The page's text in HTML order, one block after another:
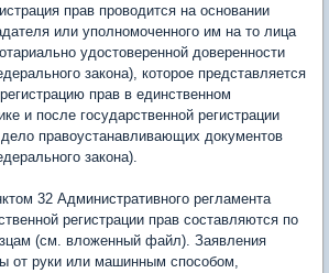
прав проводится на основании
или уполномоченного им на то лица
удостоверенной доверенности
закона), которое представляется
прав в единственном
и после государственной регистрации
правоустанавливающих документов
закона).
32 Административного регламента
регистрации прав составляются по
(см. вложенный файл). Заявления
от руки или машинным способом,